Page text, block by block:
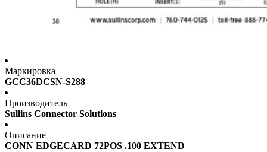
Маркировка
GCC36DCSN-S288
Производитель
Sullins Connector Solutions
Описание
CONN EDGECARD 72POS .100 EXTEND